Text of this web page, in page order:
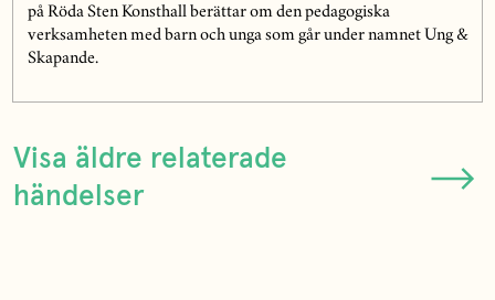
på Röda Sten Konsthall berättar om den pedagogiska
verksamheten med barn och unga som går under namnet Ung &
Skapande.
Visa äldre relaterade
händelser